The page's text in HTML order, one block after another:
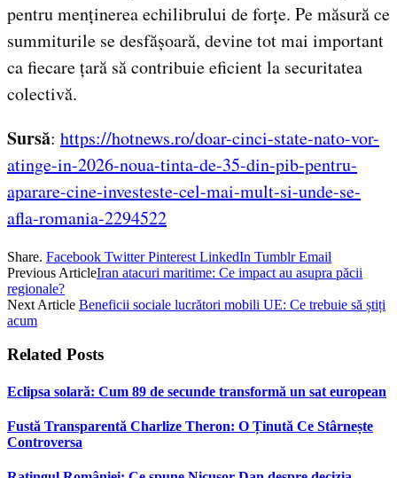
pentru menținerea echilibrului de forțe. Pe măsură ce
summiturile se desfășoară, devine tot mai important
ca fiecare țară să contribuie eficient la securitatea
colectivă.
Sursă: https://hotnews.ro/doar-cinci-state-nato-vor-
atinge-in-2026-noua-tinta-de-35-din-pib-pentru-
aparare-cine-investeste-cel-mai-mult-si-unde-se-
afla-romania-2294522
Share. Facebook Twitter Pinterest LinkedIn Tumblr Email
Previous ArticleIran atacuri maritime: Ce impact au asupra păcii
regionale?
Next Article Beneficii sociale lucrători mobili UE: Ce trebuie să știți
acum
Related Posts
Eclipsa solară: Cum 89 de secunde transformă un sat european
Fustă Transparentă Charlize Theron: O Ținută Ce Stârnește
Controversa